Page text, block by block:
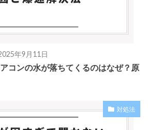
年9月11日
コンの水が落ちてくるのはなぜ？原
対処法